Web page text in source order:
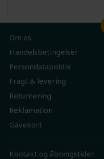
Om os
Handelsbetingelser
Persondatapolitik
Fragt & levering
Returnering
Reklamation
Gavekort
Kontakt og åbningstider